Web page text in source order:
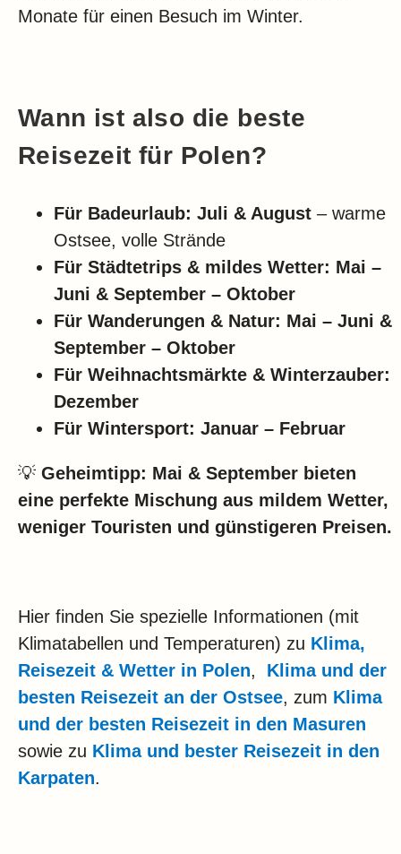
Monate für einen Besuch im Winter.
Wann ist also die beste
Reisezeit für Polen?
Für Badeurlaub: Juli & August – warme
Ostsee, volle Strände
Für Städtetrips & mildes Wetter: Mai –
Juni & September – Oktober
Für Wanderungen & Natur: Mai – Juni &
September – Oktober
Für Weihnachtsmärkte & Winterzauber:
Dezember
Für Wintersport: Januar – Februar
💡 Geheimtipp: Mai & September bieten
eine perfekte Mischung aus mildem Wetter,
weniger Touristen und günstigeren Preisen.
Hier finden Sie spezielle Informationen (mit
Klimatabellen und Temperaturen) zu Klima,
Reisezeit & Wetter in Polen, Klima und der
besten Reisezeit an der Ostsee, zum Klima
und der besten Reisezeit in den Masuren
sowie zu Klima und bester Reisezeit in den
Karpaten.